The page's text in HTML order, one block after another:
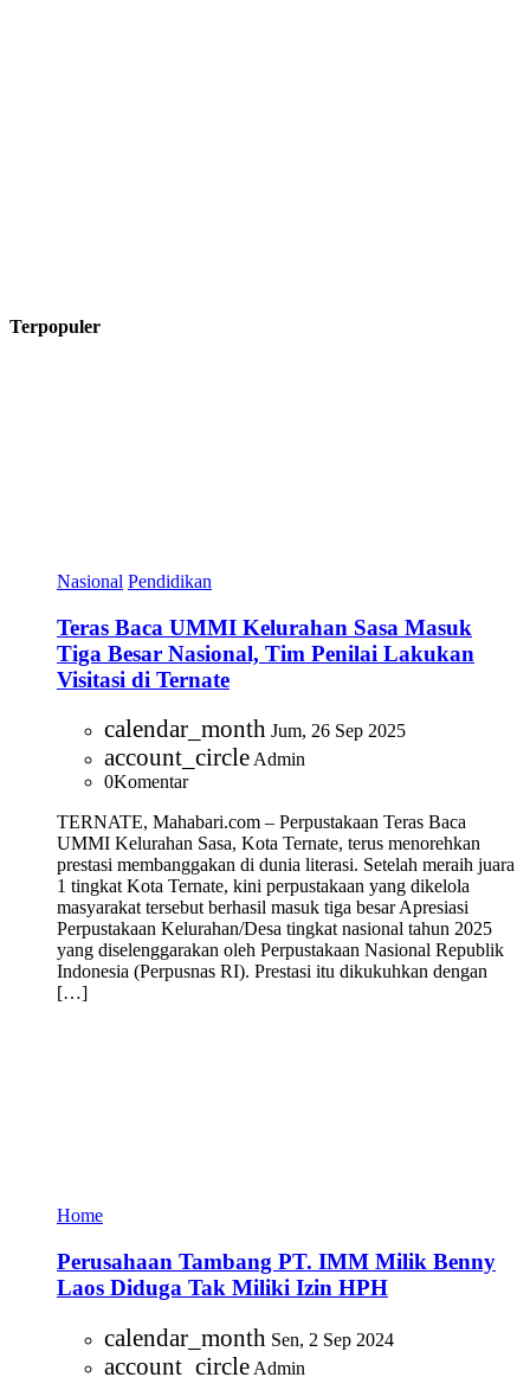
Terpopuler
Nasional Pendidikan
Teras Baca UMMI Kelurahan Sasa Masuk
Tiga Besar Nasional, Tim Penilai Lakukan
Visitasi di Ternate
calendar_month Jum, 26 Sep 2025
account_circle Admin
0Komentar
TERNATE, Mahabari.com – Perpustakaan Teras Baca
UMMI Kelurahan Sasa, Kota Ternate, terus menorehkan
prestasi membanggakan di dunia literasi. Setelah meraih juara
1 tingkat Kota Ternate, kini perpustakaan yang dikelola
masyarakat tersebut berhasil masuk tiga besar Apresiasi
Perpustakaan Kelurahan/Desa tingkat nasional tahun 2025
yang diselenggarakan oleh Perpustakaan Nasional Republik
Indonesia (Perpusnas RI). Prestasi itu dikukuhkan dengan
[…]
Home
Perusahaan Tambang PT. IMM Milik Benny
Laos Diduga Tak Miliki Izin HPH
calendar_month Sen, 2 Sep 2024
account_circle Admin